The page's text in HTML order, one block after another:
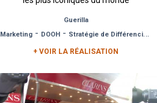
star de cinéma ou une
chanteuse mais le...
Guerilla
Marketing- DOOH- Stratégie de Différenciation
+ VOIR LA RÉALISATION